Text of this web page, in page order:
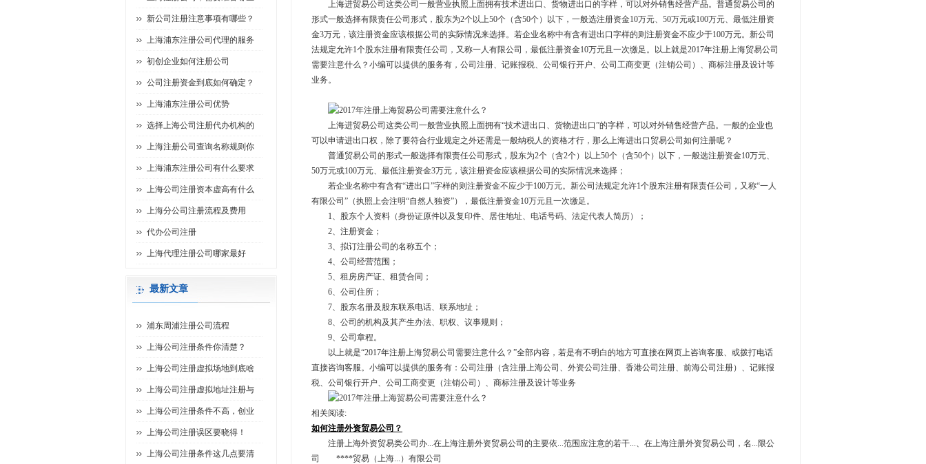
上海进贸易公司这类公司一般营业执照上面拥有技术进出口、货物进出口的字样，可以对外销售经营产品。普通贸易公司的
形式一般选择有限责任公司形式，股东为2个以上50个（含50个）以下，一般选注册资金10万元、50万元或100万元、最低注册资
金3万元，该注册资金应该根据公司的实际情况来选择。若企业名称中有含有进出口字样的则注册资金不应少于100万元。新公司
法规定允许1个股东注册有限责任公司，又称一人有限公司，最低注册资金10万元且一次缴足。以上就是2017年注册上海贸易公司
需要注意什么？小编可以提供的服务有，公司注册、记账报税、公司银行开户、公司工商变更（注销公司）、商标注册及设计等
业务。
上海进贸易公司这类公司一般营业执照上面拥有“技术进出口、货物进出口”的字样，可以对外销售经营产品。一般的企业也
可以申请进出口权，除了要符合行业规定之外还需是一般纳税人的资格才行，那么上海进出口贸易公司如何注册呢？
普通贸易公司的形式一般选择有限责任公司形式，股东为2个（含2个）以上50个（含50个）以下，一般选注册资金10万元、
50万元或100万元、最低注册资金3万元，该注册资金应该根据公司的实际情况来选择；
若企业名称中有含有“进出口”字样的则注册资金不应少于100万元。新公司法规定允许1个股东注册有限责任公司，又称“一人
有限公司”（执照上会注明“自然人独资”），最低注册资金10万元且一次缴足。
1、股东个人资料（身份证原件以及复印件、居住地址、电话号码、法定代表人简历）；
2、注册资金；
3、拟订注册公司的名称五个；
4、公司经营范围；
5、租房房产证、租赁合同；
6、公司住所；
7、股东名册及股东联系电话、联系地址；
8、公司的机构及其产生办法、职权、议事规则；
9、公司章程。
以上就是“2017年注册上海贸易公司需要注意什么？”全部内容，若是有不明白的地方可直接在网页上咨询客服、或拨打电话
直接咨询客服。小编可以提供的服务有：公司注册（含注册上海公司、外资公司注册、香港公司注册、前海公司注册）、记账报
税、公司银行开户、公司工商变更（注销公司）、商标注册及设计等业务
相关阅读:
如何注册外资贸易公司？
注册上海外资贸易类公司办...在上海注册外资贸易公司的主要依...范围应注意的若干...、在上海注册外资贸易公司，名...限公
司 ****贸易（上海...）有限公司
新公司注册注意事项有哪些？
上海浦东注册公司代理的服务
初创企业如何注册公司
公司注册资金到底如何确定？
上海浦东注册公司优势
选择上海公司注册代办机构的
上海注册公司查询名称规则你
上海浦东注册公司有什么要求
上海公司注册资本虚高有什么
上海分公司注册流程及费用
代办公司注册
上海代理注册公司哪家最好
最新文章
浦东周浦注册公司流程
上海公司注册条件你清楚？
上海公司注册虚拟场地到底啥
上海公司注册虚拟地址注册与
上海公司注册条件不高，创业
上海公司注册误区要晓得！
上海公司注册条件这几点要清